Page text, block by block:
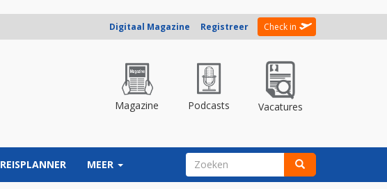
Digitaal Magazine Registreer Check in
Magazine Podcasts Vacatures
REISPLANNER MEER ZOEKVELD